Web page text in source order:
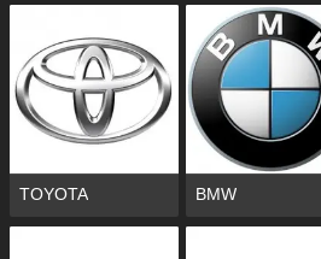
TOYOTA BMW